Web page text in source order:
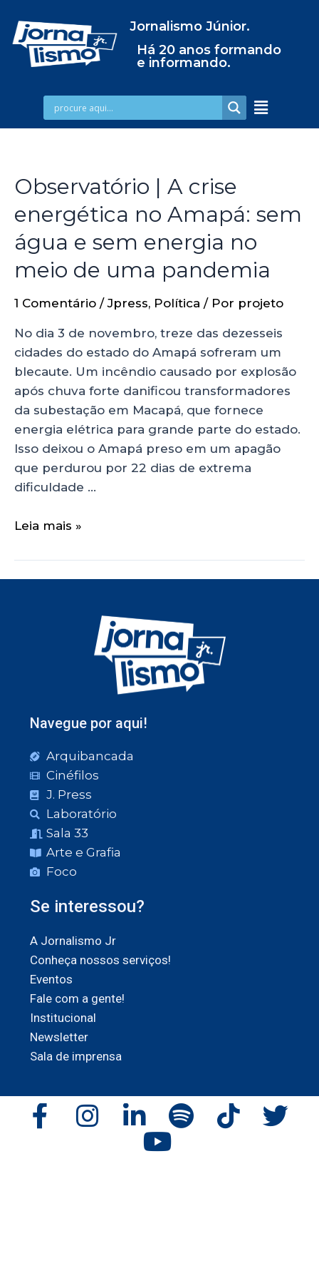
Jornalismo Júnior.
Há 20 anos formando
e informando.
Observatório | A crise
energética no Amapá: sem
água e sem energia no
meio de uma pandemia
1 Comentário /Jpress, Política / Por projeto
No dia 3 de novembro, treze das dezesseis
cidades do estado do Amapá sofreram um
blecaute. Um incêndio causado por explosão
após chuva forte danificou transformadores
da subestação em Macapá, que fornece
energia elétrica para grande parte do estado.
Isso deixou o Amapá preso em um apagão
que perdurou por 22 dias de extrema
dificuldade …
Leia mais »
Navegue por aqui!
Arquibancada
Cinéfilos
J. Press
Laboratório
Sala 33
Arte e Grafia
Foco
Se interessou?
A Jornalismo Jr
Conheça nossos serviços!
Eventos
Fale com a gente!
Institucional
Newsletter
Sala de imprensa